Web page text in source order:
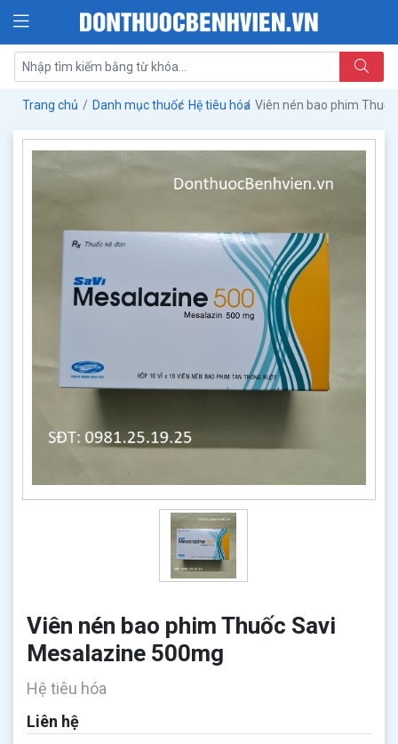
Trang chủ Danh mục thuốc Hệ tiêu hóa Viên nén bao phim
Viên nén bao phim Thuốc Savi
Mesalazine 500mg
Hệ tiêu hóa
Liên hệ